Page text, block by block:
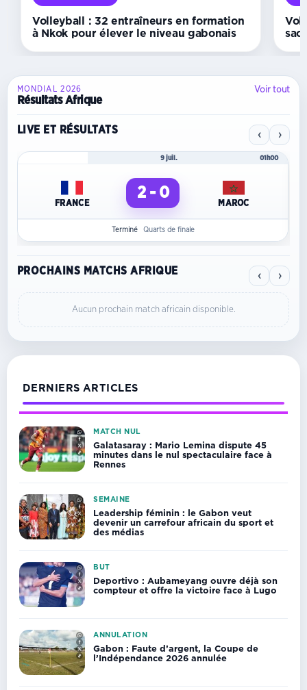
défi
du
calendrier
Volleyball : 32 entraîneurs en formation
à Nkok pour élever le niveau gabonais
MONDIAL 2026
Résultats Afrique
Voir tout
LIVE ET RÉSULTATS ‹ ›
9 juil. 01h00
FRANCE
2 - 0
MAROC
Terminé Quarts de finale
PROCHAINS MATCHS AFRIQUE ‹ ›
Aucun prochain match africain disponible.
DERNIERS ARTICLES
MATCH NUL
Galatasaray : Mario Lemina dispute 45
minutes dans le nul spectaculaire face à
Rennes
SEMAINE
Leadership féminin : le Gabon veut
devenir un carrefour africain du sport et
des médias
BUT
Deportivo : Aubameyang ouvre déjà son
compteur et offre la victoire face à Lugo
ANNULATION
Gabon : Faute d’argent, la Coupe de
l’Indépendance 2026 annulée